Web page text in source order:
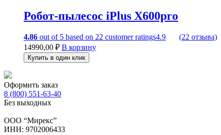
Робот-пылесос iPlus X600pro
4.86 out of 5 based on 22 customer ratings4.9
(22 отзыва)
14990,00 ₽ В корзину
Купить в один клик
Оформить заказ
8 (800) 551-63-40
Без выходных
ООО “Мирекс”
ИНН: 9702006433